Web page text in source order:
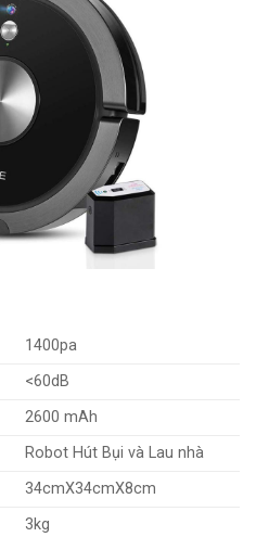
1400pa
<60dB
2600 mAh
Robot Hút Bụi và Lau nhà
34cmX34cmX8cm
3kg